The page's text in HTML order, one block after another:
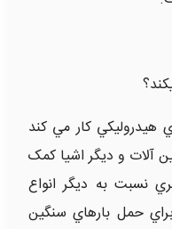
هيدروليکي کار مي کند
آلات و ديگر اشيا کمک
نسبت به ديگر انواع
براي حمل بارهاي سنگين